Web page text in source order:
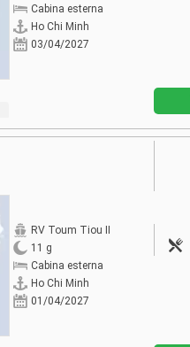
Cabina esterna
Ho Chi Minh
03/04/2027
RV Toum Tiou II
11 g
Cabina esterna
Ho Chi Minh
01/04/2027